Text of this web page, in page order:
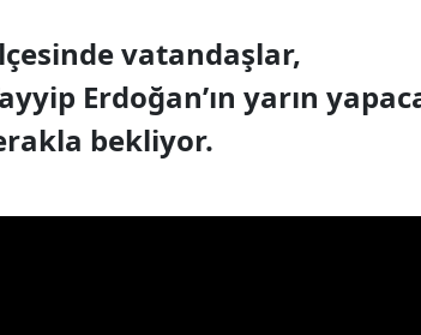
vatandaşlar,
Erdoğan’ın yarın
bekliyor.